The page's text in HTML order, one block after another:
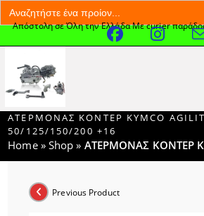
Search
for:
Skip
to
content
Απόστολη σε Όλη την Ελλάδα Με curier
ΑΤΕΡΜΟΝΑΣ ΚΟΝΤΕΡ KYMCO
50/125/150/200 +16
Home» Shop » ΑΤΕΡΜΟΝΑΣ ΚΟΝΤΕΡ
Previous Product